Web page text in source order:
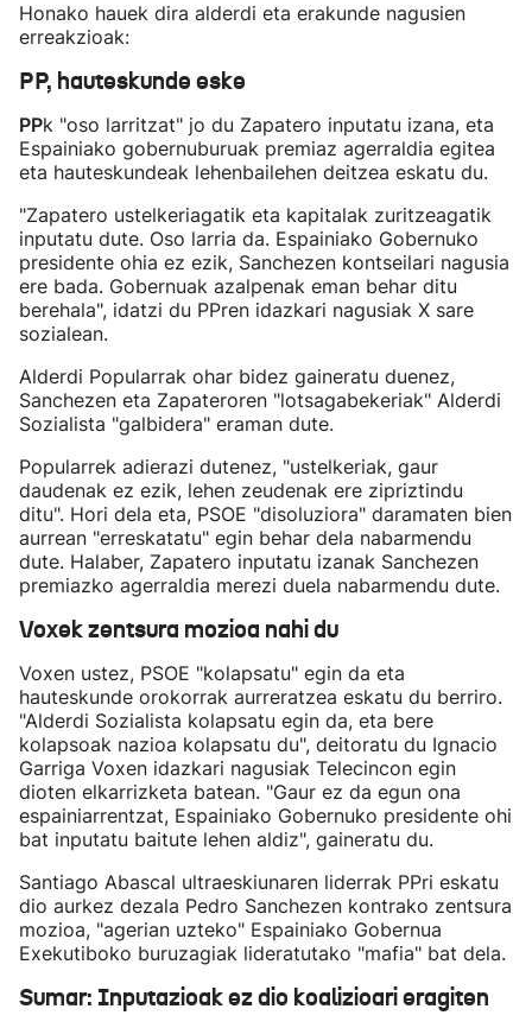
Honako hauek dira alderdi eta erakunde nagusien
erreakzioak:
PP, hauteskunde eske
PPk "oso larritzat" jo du Zapatero inputatu izana, eta
Espainiako gobernuburuak premiaz agerraldia egitea
eta hauteskundeak lehenbailehen deitzea eskatu du.
"Zapatero ustelkeriagatik eta kapitalak zuritzeagatik
inputatu dute. Oso larria da. Espainiako Gobernuko
presidente ohia ez ezik, Sanchezen kontseilari nagusia
ere bada. Gobernuak azalpenak eman behar ditu
berehala", idatzi du PPren idazkari nagusiak X sare
sozialean.
Alderdi Popularrak ohar bidez gaineratu duenez,
Sanchezen eta Zapateroren "lotsagabekeriak" Alderdi
Sozialista "galbidera" eraman dute.
Popularrek adierazi dutenez, "ustelkeriak, gaur
daudenak ez ezik, lehen zeudenak ere zipriztindu
ditu". Hori dela eta, PSOE "disoluziora" daramaten bien
aurrean "erreskatatu" egin behar dela nabarmendu
dute. Halaber, Zapatero inputatu izanak Sanchezen
premiazko agerraldia merezi duela nabarmendu dute.
Voxek zentsura mozioa nahi du
Voxen ustez, PSOE "kolapsatu" egin da eta
hauteskunde orokorrak aurreratzea eskatu du berriro.
"Alderdi Sozialista kolapsatu egin da, eta bere
kolapsoak nazioa kolapsatu du", deitoratu du Ignacio
Garriga Voxen idazkari nagusiak Telecincon egin
dioten elkarrizketa batean. "Gaur ez da egun ona
espainiarrentzat, Espainiako Gobernuko presidente ohi
bat inputatu baitute lehen aldiz", gaineratu du.
Santiago Abascal ultraeskiunaren liderrak PPri eskatu
dio aurkez dezala Pedro Sanchezen kontrako zentsura
mozioa, "agerian uzteko" Espainiako Gobernua
Exekutiboko buruzagiak lideratutako "mafia" bat dela.
Sumar: Inputazioak ez dio koalizioari eragiten